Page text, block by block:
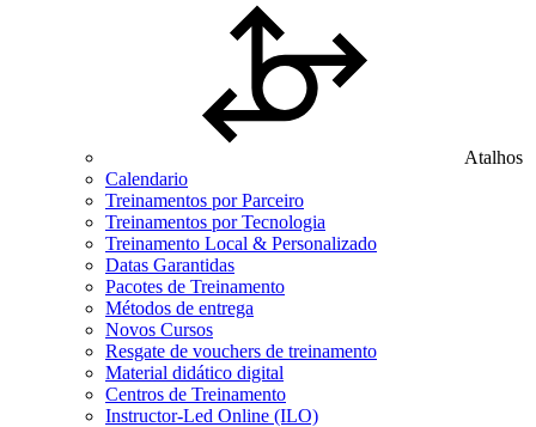
Atalhos
Calendario
Treinamentos por Parceiro
Treinamentos por Tecnologia
Treinamento Local & Personalizado
Datas Garantidas
Pacotes de Treinamento
Métodos de entrega
Novos Cursos
Resgate de vouchers de treinamento
Material didático digital
Centros de Treinamento
Instructor-Led Online (ILO)